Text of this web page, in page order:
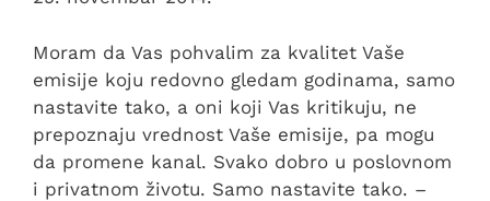
Moram da Vas pohvalim za kvalitet Vaše
emisije koju redovno gledam godinama, samo
nastavite tako, a oni koji Vas kritikuju, ne
prepoznaju vrednost Vaše emisije, pa mogu
da promene kanal. Svako dobro u poslovnom
i privatnom životu. Samo nastavite tako. –